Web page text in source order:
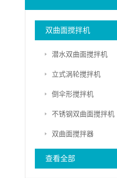
双曲面搅拌机
潜水双曲面搅拌机
立式涡轮搅拌机
倒伞形搅拌机
不锈钢双曲面搅拌机
双曲面搅拌器
查看全部